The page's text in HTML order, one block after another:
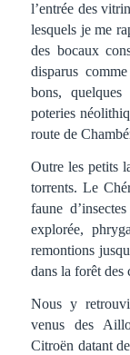
l’entrée des
lesquels je me
des bocaux
disparus
bons,
poteries
route de
Outre les petits
torrents. Le
faune
explorée,
remontions
dans la forêt des
Nous y
venus des
Citroën datant